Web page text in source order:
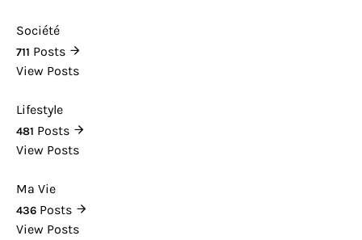
Société
711 Posts
View Posts
Lifestyle
481 Posts
View Posts
Ma Vie
436 Posts
View Posts